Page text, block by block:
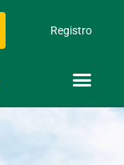
Registro